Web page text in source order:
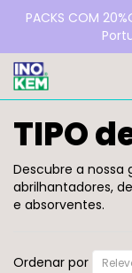
PACKS COM
TIPO
TIPO
de
Descubre a nossa
abrilhantadores,
e absorventes.
Ordenar por